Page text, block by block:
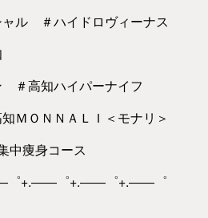
ャル ＃ハイドロヴィーナス
＃高知ハイパーナイフ
ＭＯＮＮＡＬＩ＜モナリ＞
中痩身コース
゜+.――゜+.――゜+.――゜